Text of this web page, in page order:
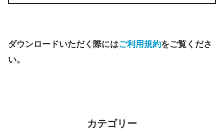
ダウンロードいただく際にはご利用規約をご覧くださ
い。
カテゴリー